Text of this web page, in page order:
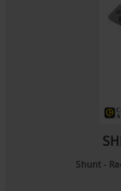
Shunt -